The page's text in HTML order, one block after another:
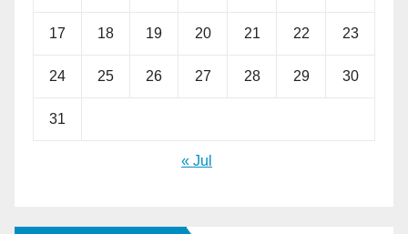
17 18 19 20 21 22 23
24 25 26 27 28 29 30
31
« Jul